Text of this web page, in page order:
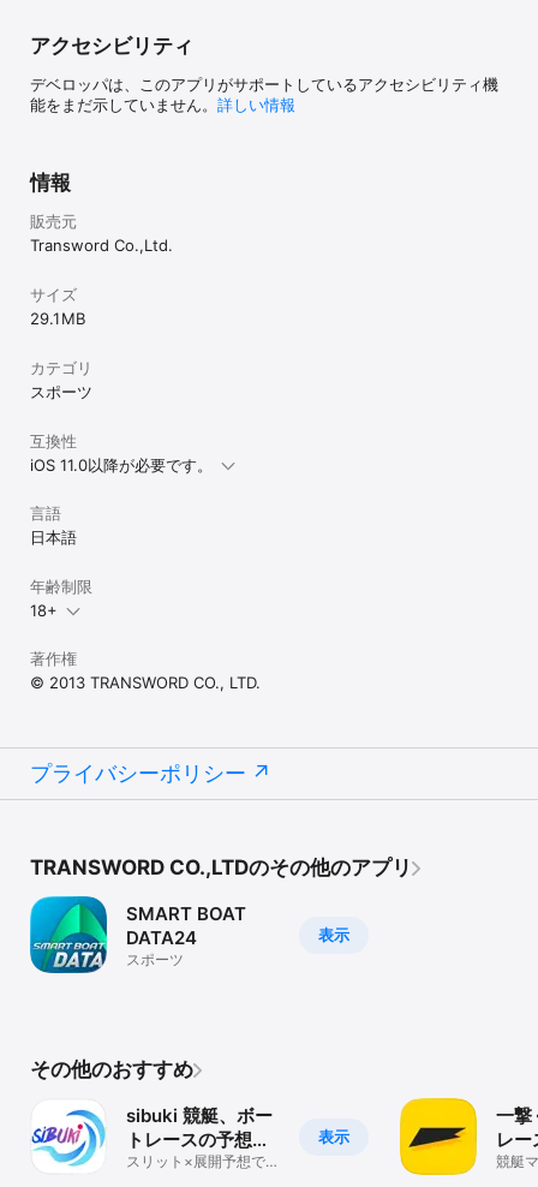
アクセシビリティ
デベロッパは、このアプリがサポートしているアクセシビリティ機
能をまだ示していません。 詳しい情報
情報
販売元
Transword Co.,Ltd.
サイズ
29.1 MB
カテゴリ
スポーツ
互換性
iOS 11.0以降が必要です。
言語
日本語
年齢制限
18+
著作権
© 2013 TRANSWORD CO., LTD.
プライバシーポリシー
TRANSWORD CO.,LTDのその他のアプリ
表示
SMART BOAT
DATA24
スポーツ
その他のおすすめ
表示
sibuki 競艇、ボー
トレースの予想補
助ツール
スリット×展開予想で万
一撃
レ
AI
競艇